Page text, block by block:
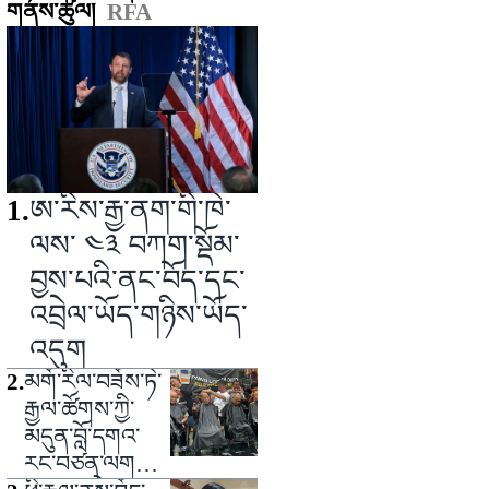
གནས་ཚུལ། RFA
1.ཨ་རིས་རྒྱ་ནག་གི་ཁེ་
ལས་ ༤༣ བཀག་སྡོམ་
བྱས་པའི་ནང་བོད་དང་
འབྲེལ་ཡོད་གཉིས་ཡོད་
འདུག
2.མགོ་རིལ་བཟོས་ཏེ་
རྒྱལ་ཚོགས་ཀྱི་
མདུན་བློ་དགའ་
རང་བཙན་ལགས་